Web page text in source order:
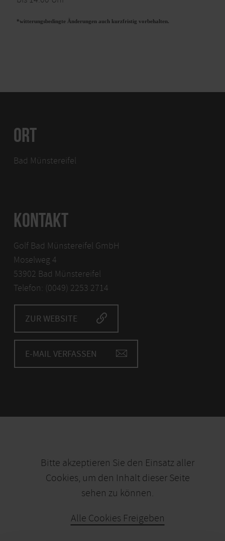
*witterungsbedingte Änderungen auch kurzfristig vorbehalten.
ORT
Bad Münstereifel
KONTAKT
Golf Bad Münstereifel GmbH
Moselweg 4
53902 Bad Münstereifel
Telefon: (0049) 2253 2714
ZUR WEBSITE
E-MAIL VERFASSEN
Bitte akzeptieren Sie den Einsatz aller
Cookies, um den Inhalt dieser Seite
sehen zu können.
Alle Cookies Freigeben